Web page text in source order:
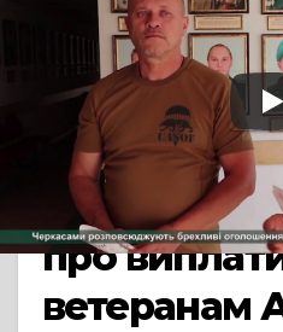
TV СЮЖЕТ ВИБОРИ-2020
Чорний
мера
фейкові
про
ветеранам